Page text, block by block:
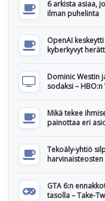
6 arkista asiaa,
ilman puhelinta
OpenAI
kyberkyvyt
Dominic Westin
sodaksi –
Mikä tekee
painottaa eri
Tekoäly-yhtiö
GTA 6:n
tasolla – Take-